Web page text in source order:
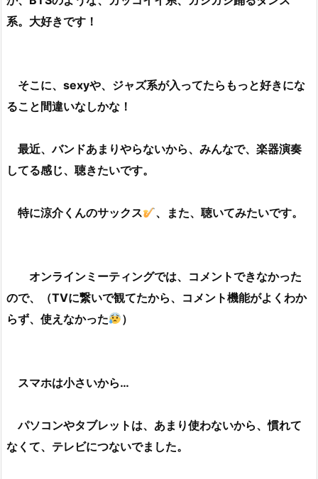
系。大好きです！
そこに、sexyや、ジャズ系が入ってたらもっと好きにな
ること間違いなしかな！
最近、バンドあまりやらないから、みんなで、楽器演奏
してる感じ、聴きたいです。
特に涼介くんのサックス 、また、聴いてみたいです。
オンラインミーティングでは、コメントできなかった
ので、（TVに繋いで観てたから、コメント機能がよくわか
らず、使えなかった
）
スマホは小さいから…
パソコンやタブレットは、あまり使わないから、慣れて
なくて、テレビにつないでました。